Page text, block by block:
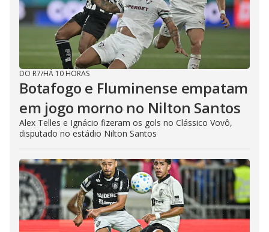
DO R7/HÁ 10 HORAS
Botafogo e Fluminense empatam
em jogo morno no Nilton Santos
Alex Telles e Ignácio fizeram os gols no Clássico Vovô,
disputado no estádio Nilton Santos